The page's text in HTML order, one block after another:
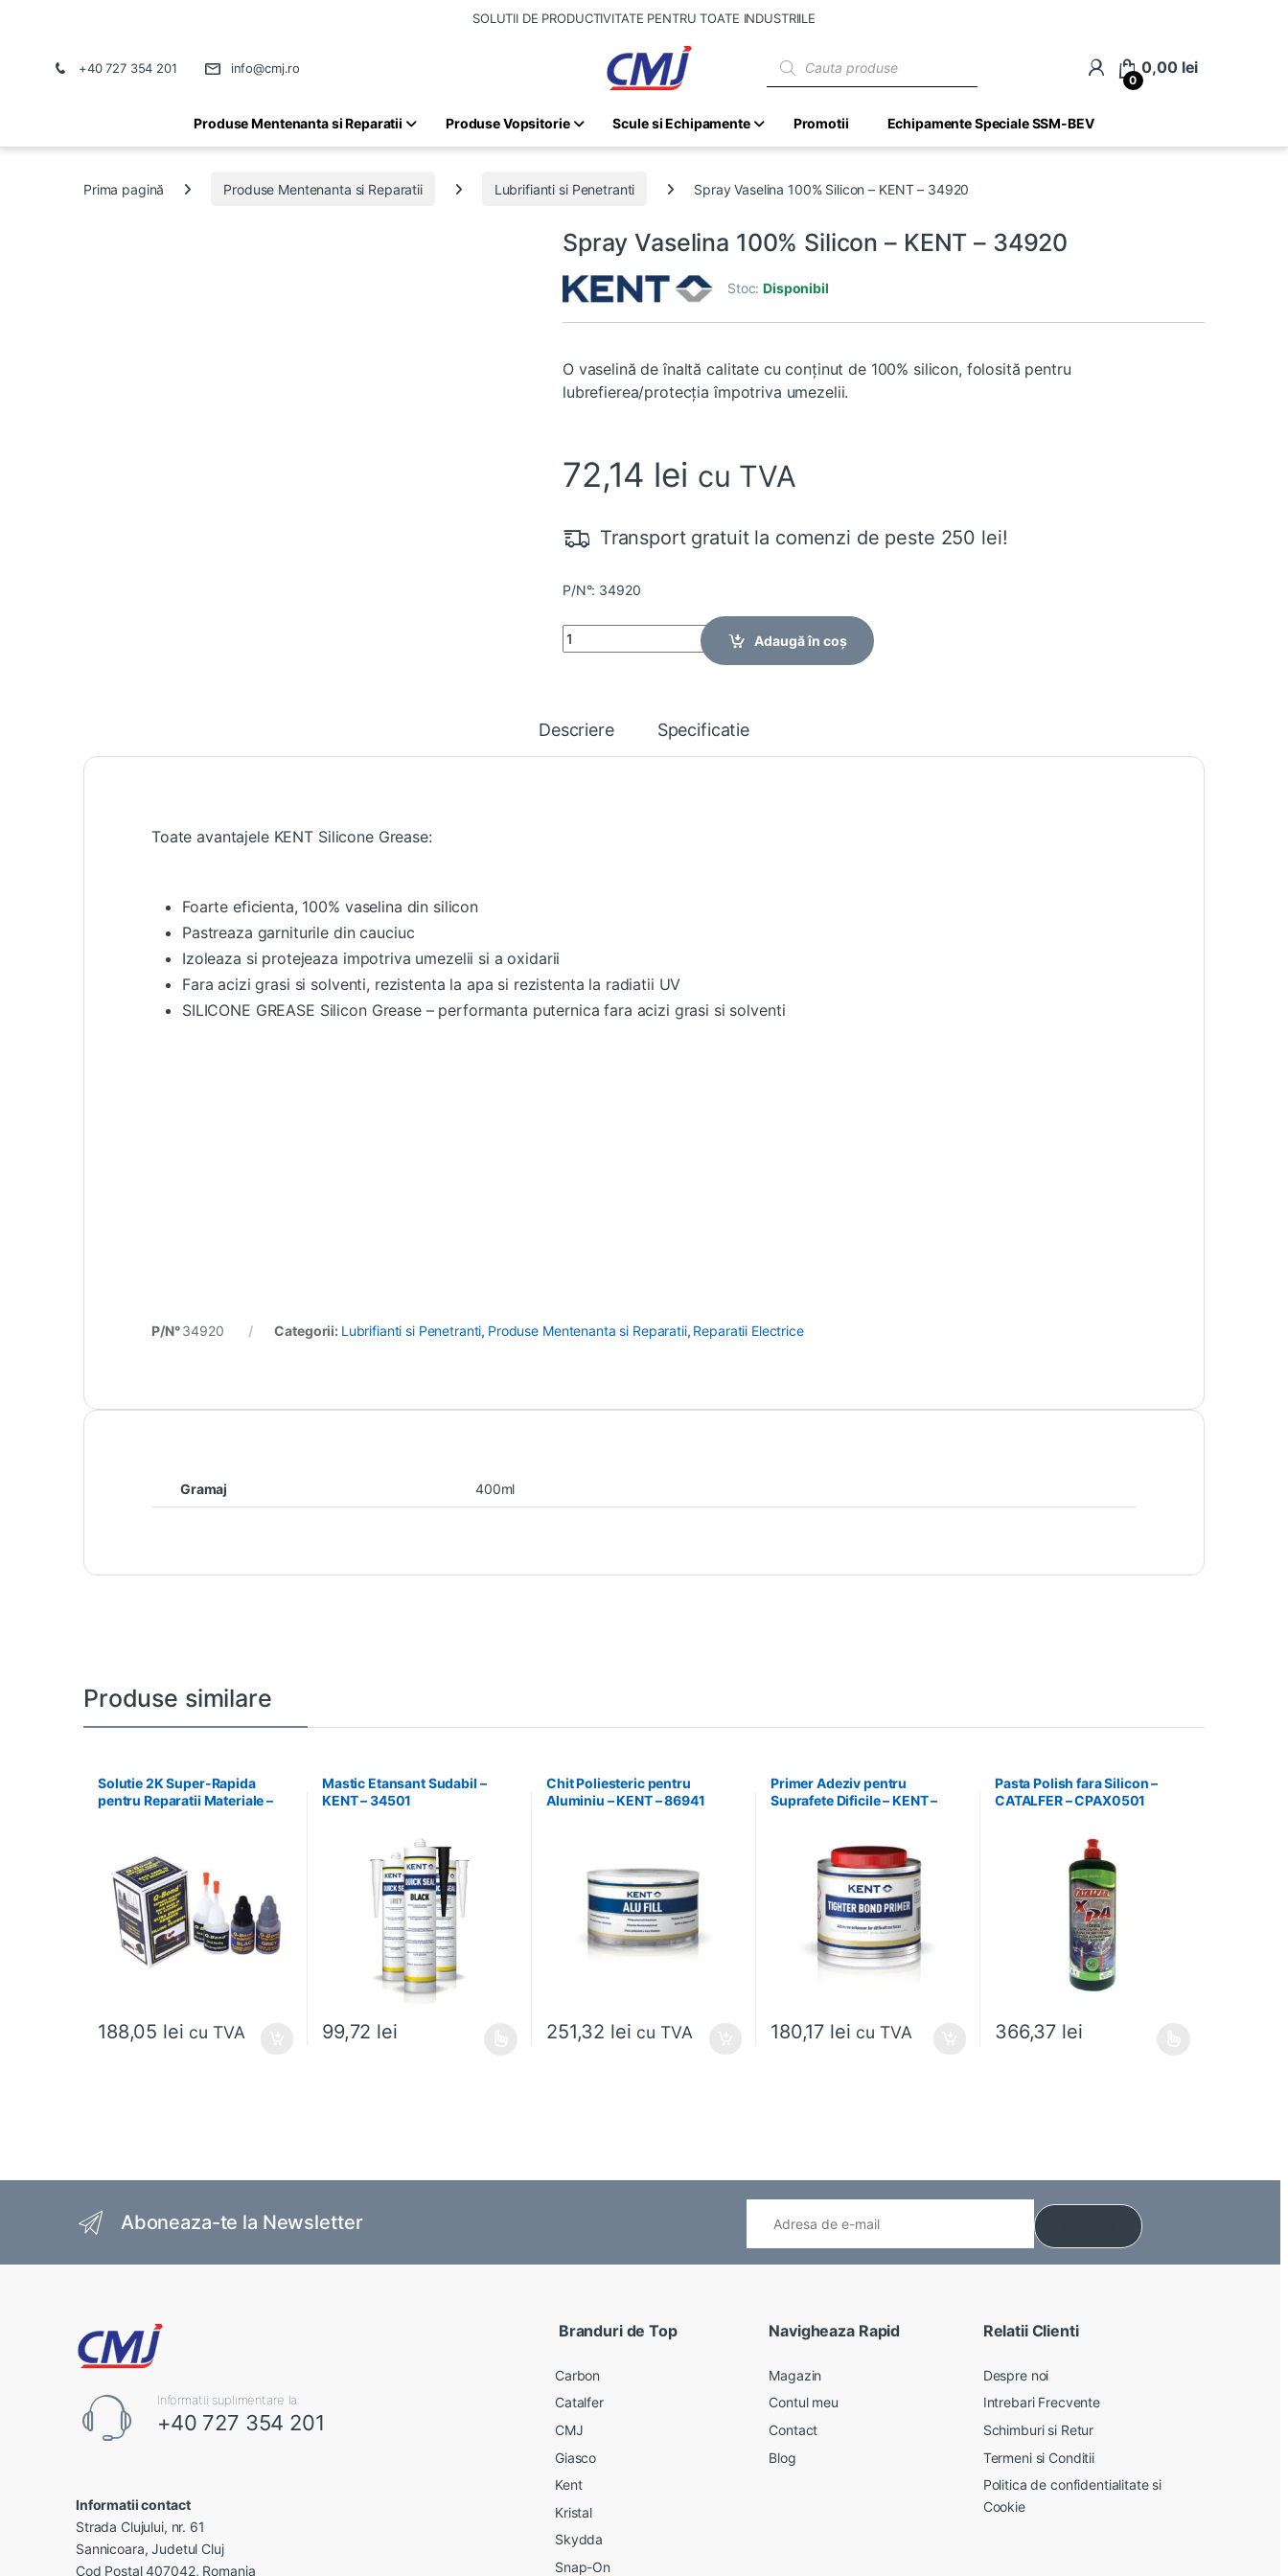
SOLUTII DE PRODUCTIVITATE PENTRU TOATE INDUSTRIILE
+40 727 354 201 info@cmj.ro
0
0,00 lei
Produse Mentenanta si Reparatii Produse Vopsitorie Scule si Echipamente Promotii Echipamente Speciale SSM-BEV
Prima pagină Produse Mentenanta si Reparatii Lubrifianti si Penetranti Spray Vaselina 100% Silicon – KENT – 34920
Spray Vaselina 100% Silicon – KENT – 34920
Stoc: Disponibil
O vaselină de înaltă calitate cu conținut de 100% silicon, folosită pentru
lubrefierea/protecția împotriva umezelii.
72,14 lei cu TVA
Transport gratuit la comenzi de peste 250 lei!
P/N°: 34920
Quantity
Adaugă în coș
Descriere Specificatie
Toate avantajele KENT Silicone Grease:
Foarte eficienta, 100% vaselina din silicon
Pastreaza garniturile din cauciuc
Izoleaza si protejeaza impotriva umezelii si a oxidarii
Fara acizi grasi si solventi, rezistenta la apa si rezistenta la radiatii UV
SILICONE GREASE Silicon Grease – performanta puternica fara acizi grasi si solventi
P/N°34920 Categorii: Lubrifianti si Penetranti, Produse Mentenanta si Reparatii, Reparatii Electrice
Gramaj 400ml
Produse similare
Solutie 2K Super-Rapida
pentru Reparatii Materiale –
188,05 lei cu TVA
Mastic Etansant Sudabil –
KENT – 34501
99,72 lei
Chit Poliesteric pentru
Aluminiu – KENT – 86941
251,32 lei cu TVA
Primer Adeziv pentru
Suprafete Dificile – KENT –
180,17 lei cu TVA
Pasta Polish fara Silicon –
CATALFER – CPAX0501
366,37 lei
Aboneaza-te la Newsletter
Informatii suplimentare la:
+40 727 354 201
Informatii contact
Strada Clujului, nr. 61
Sannicoara, Judetul Cluj
Cod Postal 407042, Romania
Branduri de Top
Carbon
Catalfer
CMJ
Giasco
Kent
Kristal
Skydda
Snap-On
Navigheaza Rapid
Magazin
Contul meu
Contact
Blog
Relatii Clienti
Despre noi
Intrebari Frecvente
Schimburi si Retur
Termeni si Conditii
Politica de confidentialitate si
Cookie